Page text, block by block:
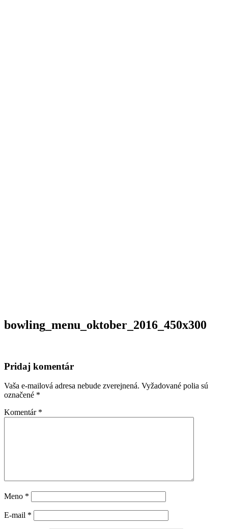
bowling_menu_oktober_2016_450x300
Pridaj komentár
Vaša e-mailová adresa nebude zverejnená. Vyžadované polia sú
označené *
Komentár *
Meno *
E-mail *